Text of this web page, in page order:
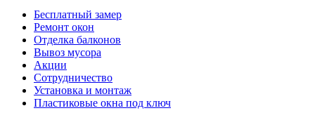
Бесплатный замер
Ремонт окон
Отделка балконов
Вывоз мусора
Акции
Сотрудничество
Установка и монтаж
Пластиковые окна под ключ